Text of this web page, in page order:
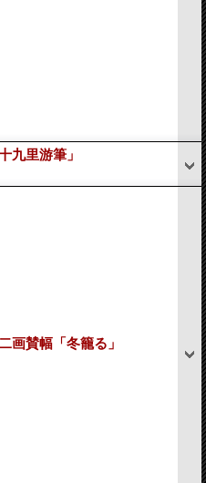
九里游筆」
画賛幅「冬籠る」